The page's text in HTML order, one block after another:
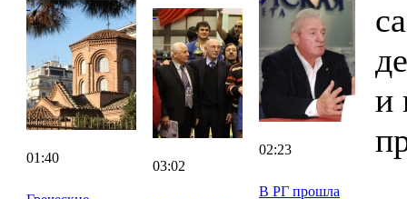
01:40
03:02
02:23
В РГ прошла
и